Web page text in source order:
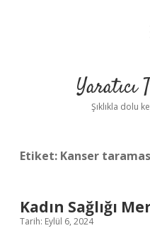
Yaratıcı
Şıklıkla dolu
Etiket: Kanser
Kadın Sağlığı
Tarih: Eylül 6, 2024